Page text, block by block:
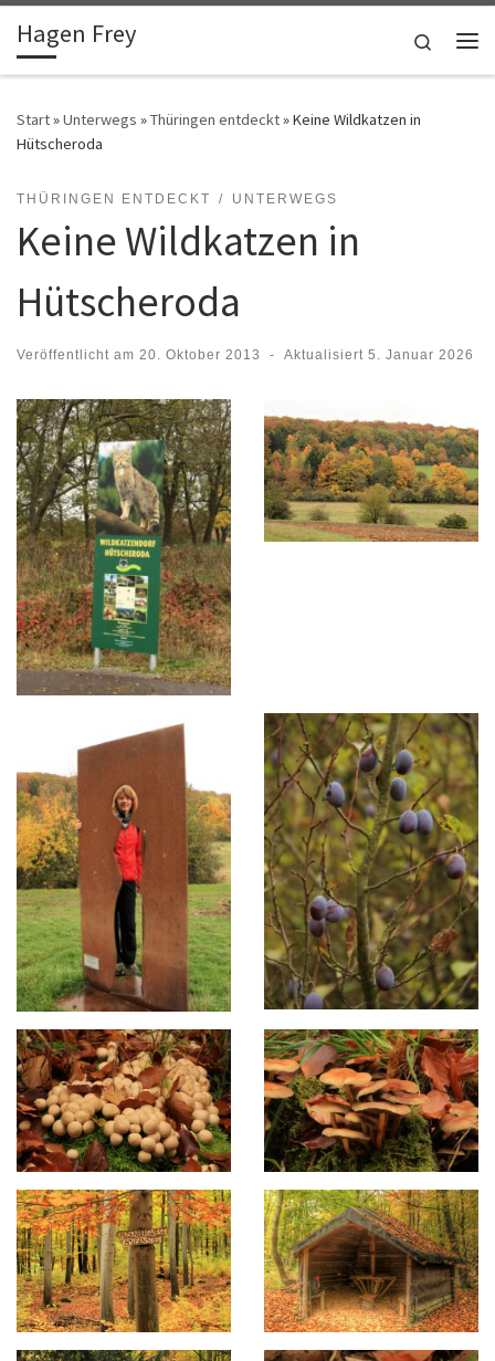
Zum Inhalt springen
Hagen Frey
Search
Start»Unterwegs »Thüringen entdeckt»Keine Wildkatzen in
Hütscheroda
THÜRINGEN ENTDECKT UNTERWEGS
Keine Wildkatzen in
Hütscheroda
Veröffentlicht am 20. Oktober 2013 - Aktualisiert 5. Januar 2026